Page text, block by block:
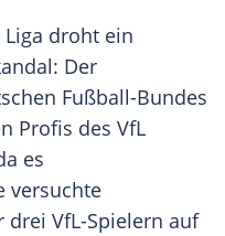
Liga droht ein
: Der
Fußball-Bundes
Profis des VfL
es
versuchte
VfL-Spielern auf